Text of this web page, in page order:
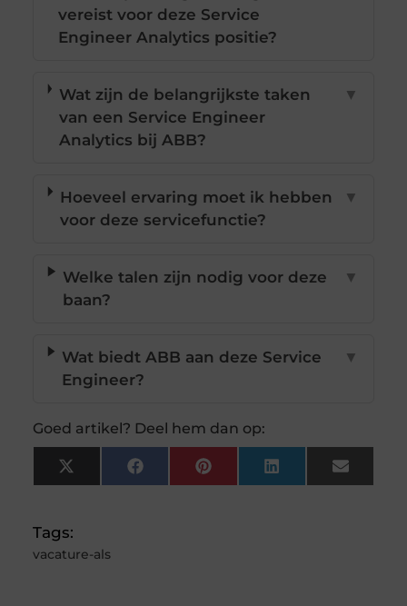
vereist voor deze Service
Engineer Analytics positie?
Wat zijn de belangrijkste taken
van een Service Engineer
Analytics bij ABB?
▼
Hoeveel ervaring moet ik hebben
voor deze servicefunctie?
▼
Welke talen zijn nodig voor deze
baan?
▼
Wat biedt ABB aan deze Service
Engineer?
▼
Goed artikel? Deel hem dan op:
X
(Twitter)
FacebookPinterestLinkedInEmail
Tags:
vacature-als